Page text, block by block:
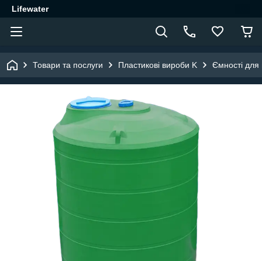
Lifewater
Товари та послуги Пластикові вироби K Ємності для